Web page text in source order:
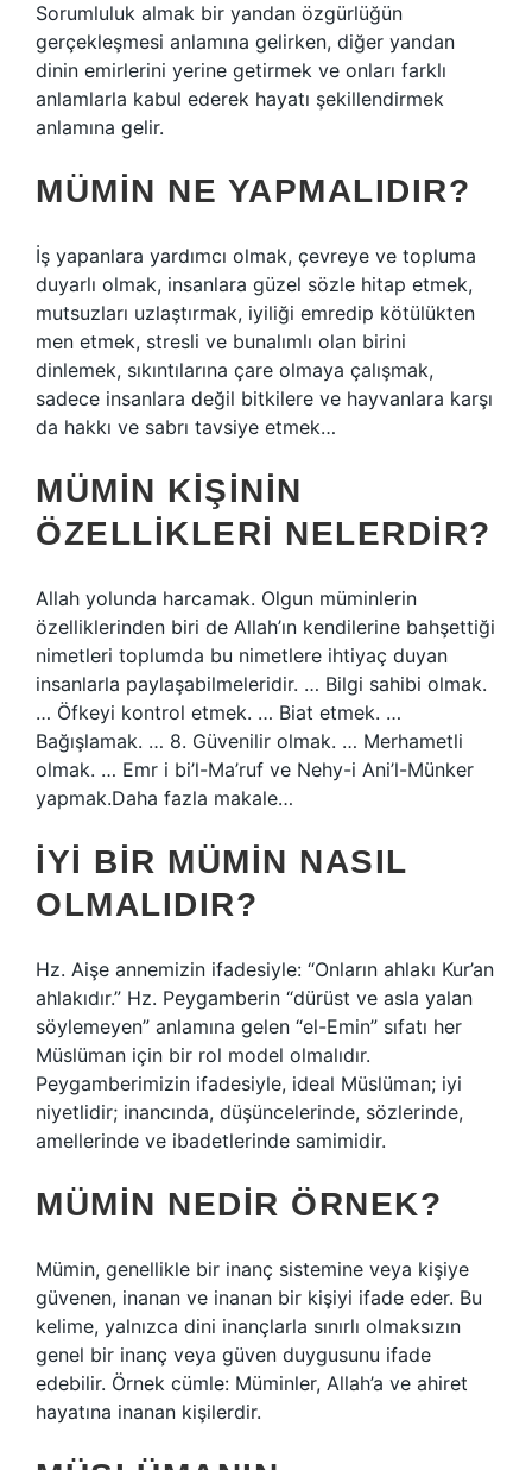
Sorumluluk almak bir yandan özgürlüğün
gerçekleşmesi anlamına gelirken, diğer yandan
dinin emirlerini yerine getirmek ve onları farklı
anlamlarla kabul ederek hayatı şekillendirmek
anlamına gelir.
MÜMIN NE YAPMALIDIR?
İş yapanlara yardımcı olmak, çevreye ve topluma
duyarlı olmak, insanlara güzel sözle hitap etmek,
mutsuzları uzlaştırmak, iyiliği emredip kötülükten
men etmek, stresli ve bunalımlı olan birini
dinlemek, sıkıntılarına çare olmaya çalışmak,
sadece insanlara değil bitkilere ve hayvanlara karşı
da hakkı ve sabrı tavsiye etmek…
MÜMIN KIŞININ
ÖZELLIKLERI NELERDIR?
Allah yolunda harcamak. Olgun müminlerin
özelliklerinden biri de Allah’ın kendilerine bahşettiği
nimetleri toplumda bu nimetlere ihtiyaç duyan
insanlarla paylaşabilmeleridir. … Bilgi sahibi olmak.
… Öfkeyi kontrol etmek. … Biat etmek. …
Bağışlamak. … 8. Güvenilir olmak. … Merhametli
olmak. … Emr i bi’l-Ma’ruf ve Nehy-i Ani’l-Münker
yapmak.Daha fazla makale…
İYI BIR MÜMIN NASIL
OLMALIDIR?
Hz. Aişe annemizin ifadesiyle: “Onların ahlakı Kur’an
ahlakıdır.” Hz. Peygamberin “dürüst ve asla yalan
söylemeyen” anlamına gelen “el-Emin” sıfatı her
Müslüman için bir rol model olmalıdır.
Peygamberimizin ifadesiyle, ideal Müslüman; iyi
niyetlidir; inancında, düşüncelerinde, sözlerinde,
amellerinde ve ibadetlerinde samimidir.
MÜMIN NEDIR ÖRNEK?
Mümin, genellikle bir inanç sistemine veya kişiye
güvenen, inanan ve inanan bir kişiyi ifade eder. Bu
kelime, yalnızca dini inançlarla sınırlı olmaksızın
genel bir inanç veya güven duygusunu ifade
edebilir. Örnek cümle: Müminler, Allah’a ve ahiret
hayatına inanan kişilerdir.